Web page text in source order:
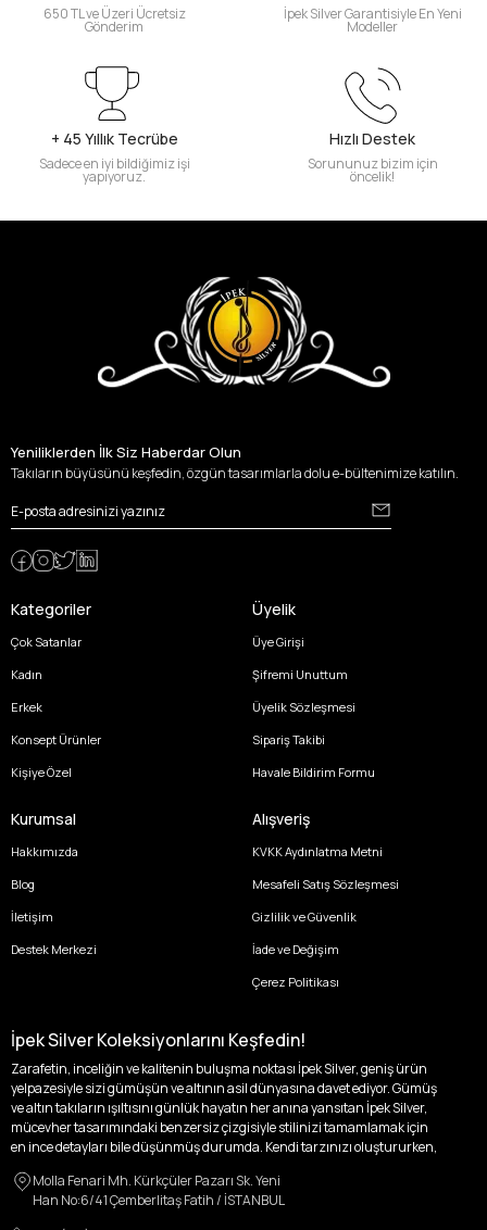
650 TL ve Üzeri Ücretsiz
Gönderim
İpek Silver Garantisiyle En Yeni
Modeller
+ 45 Yıllık Tecrübe
Sadece en iyi bildiğimiz işi
yapıyoruz.
Hızlı Destek
Sorununuz bizim için
öncelik!
Yeniliklerden İlk Siz Haberdar Olun
Takıların büyüsünü keşfedin, özgün tasarımlarla dolu e-bültenimize katılın.
Kategoriler
Çok Satanlar
Kadın
Erkek
Konsept Ürünler
Kişiye Özel
Üyelik
Üye Girişi
Şifremi Unuttum
Üyelik Sözleşmesi
Sipariş Takibi
Havale Bildirim Formu
Kurumsal
Hakkımızda
Blog
İletişim
Destek Merkezi
Alışveriş
KVKK Aydınlatma Metni
Mesafeli Satış Sözleşmesi
Gizlilik ve Güvenlik
İade ve Değişim
Çerez Politikası
İpek Silver Koleksiyonlarını Keşfedin!
Zarafetin, inceliğin ve kalitenin buluşma noktası İpek Silver, geniş ürün
yelpazesiyle sizi gümüşün ve altının asil dünyasına davet ediyor. Gümüş
ve altın takıların ışıltısını günlük hayatın her anına yansıtan İpek Silver,
mücevher tasarımındaki benzersiz çizgisiyle stilinizi tamamlamak için
en ince detayları bile düşünmüş durumda. Kendi tarzınızı oluştururken,
özgünlüğünüzü ön plana çıkaracak tasarımlarımızla tanışın.
İpek Silver’da her bir parça, sizin benzersiz hikayenizi anlatıyor. İster
Molla Fenari Mh. Kürkçüler Pazarı Sk. Yeni
Han No:6/41 Çemberlitaş Fatih / İSTANBUL